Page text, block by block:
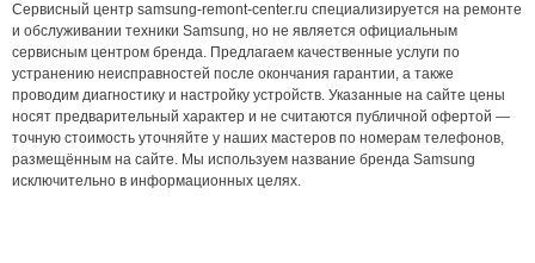
Сервисный центр samsung-remont-center.ru специализируется на ремонте
и обслуживании техники Samsung, но не является официальным
сервисным центром бренда. Предлагаем качественные услуги по
устранению неисправностей после окончания гарантии, а также
проводим диагностику и настройку устройств. Указанные на сайте цены
носят предварительный характер и не считаются публичной офертой —
точную стоимость уточняйте у наших мастеров по номерам телефонов,
размещённым на сайте. Мы используем название бренда Samsung
исключительно в информационных целях.